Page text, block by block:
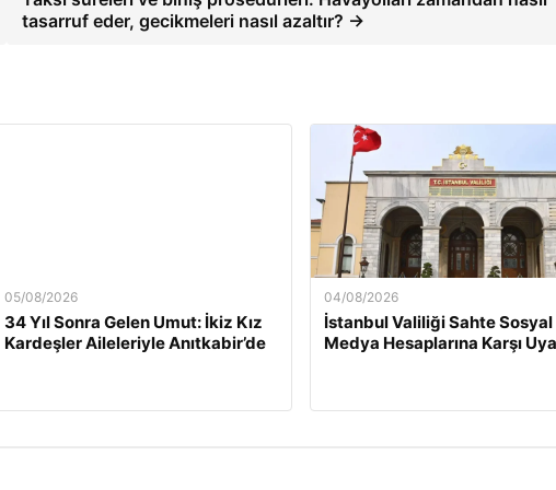
tasarruf eder, gecikmeleri nasıl azaltır? →
05/08/2026
34 Yıl Sonra Gelen Umut: İkiz Kız
Kardeşler Aileleriyle Anıtkabir’de
04/08/2026
İstanbul Valiliği Sahte Sosyal
Medya Hesaplarına Karşı